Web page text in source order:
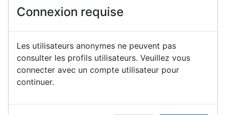
Connexion requise
Les utilisateurs anonymes ne peuvent pas
consulter les profils utilisateurs. Veuillez vous
connecter avec un compte utilisateur pour
continuer.